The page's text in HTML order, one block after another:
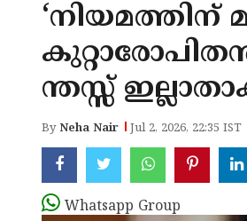
‘നിയമത്തിന്
ന്തസ്സ്
ByNeha Nair Jul 2, 2026, 22:35 IST
Whatsapp Group